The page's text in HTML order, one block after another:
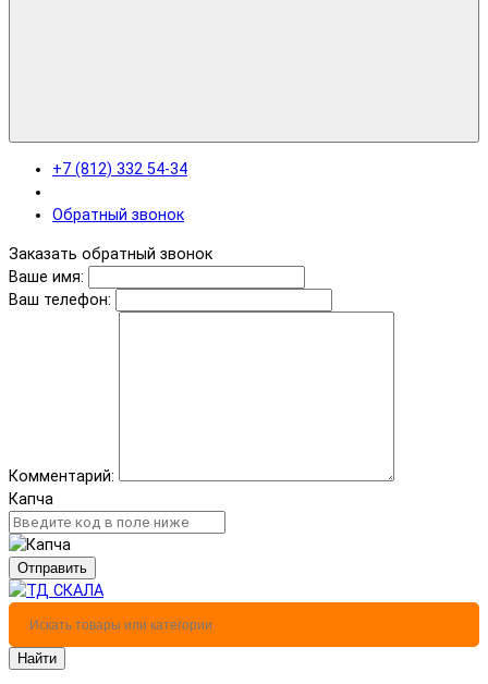
+7 (812) 332 54-34
Обратный звонок
Заказать обратный звонок
Ваше имя:
Ваш телефон:
Комментарий:
Капча
Отправить
Найти